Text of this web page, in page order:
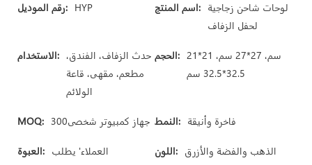
رقم الموديل: HYP اسم المنتج: لوحات شاحن زجاجية
لحفل الزفاف
الاستخدام: حدث الزفاف، الفندق،
مطعم، مقهى، قاعة
الولائم
الحجم: 21*21 سم، 27*27 سم،
32.5*32.5 سم
MOQ: جهاز كمبيوتر شخصى300 النمط: فاخرة وأنيقة
العبوة: العملاء' يطلب اللون: الذهب والفضة والأزرق